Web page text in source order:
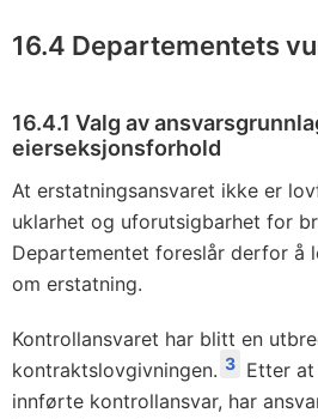
16.4 Departementets
16.4.1 Valg av
eierseksjonsforhold
At erstatningsansvaret ikke er
uklarhet og uforutsigbarhet for
Departementet foreslår derfor å
om erstatning.
Kontrollansvaret har blitt en
kontraktslovgivningen. 3 Etter
innførte kontrollansvar, har